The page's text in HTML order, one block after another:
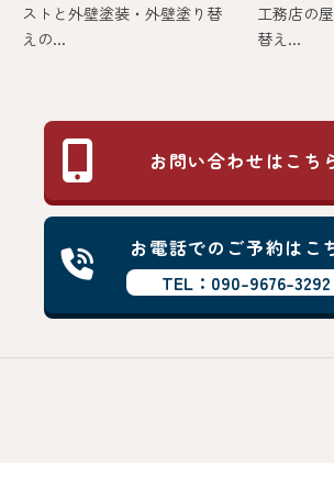
ストと外壁塗装・外壁塗り替
えの...
工務店の
替え...
お問い合わせはこち
お電話でのご予約はこ
TEL：090-9676-3292